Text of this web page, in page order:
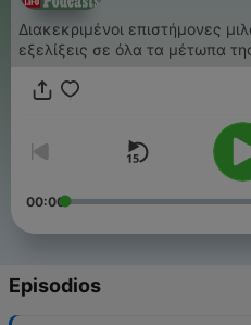
Διακεκριμένοι επιστήμονες
εξελίξεις σε όλα τα μέτωπα
00:00
Episodios